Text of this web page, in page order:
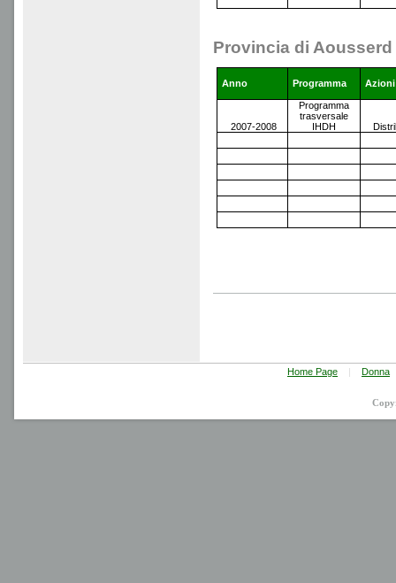
Provincia di Aousserd
Anno Programma Azioni
2007-2008
Programma
trasversale
IHDH
Home Page | Donna